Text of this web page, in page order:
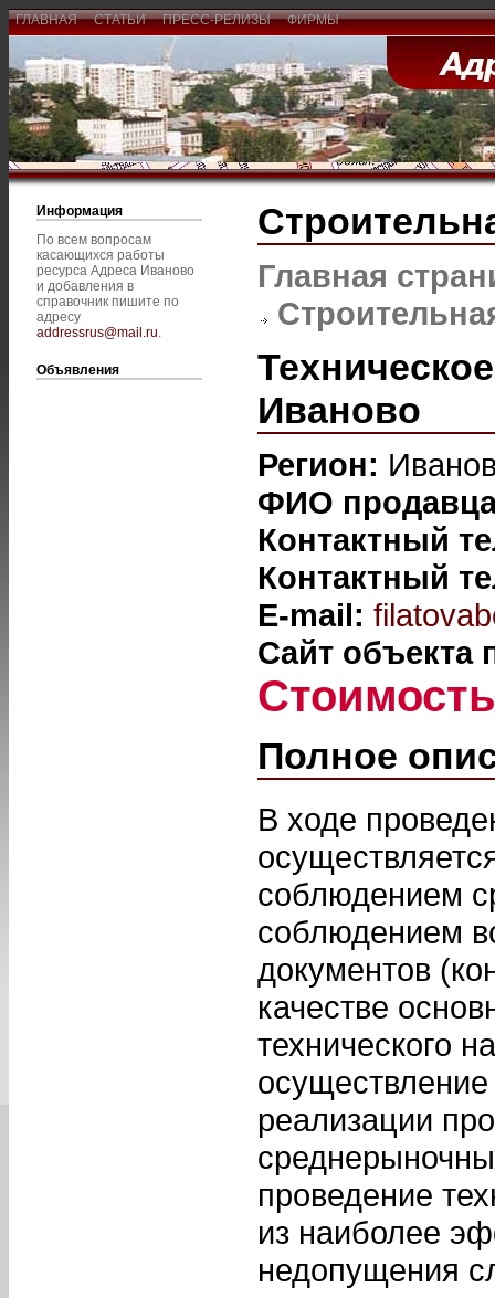
ГЛАВНАЯ СТАТЬИ ПРЕСС-РЕЛИЗЫ ФИРМЫ
Информация
По всем вопросам
касающихся работы
ресурса Адреса Иваново
и добавления в
справочник пишите по
адресу
addressrus@mail.ru.
Объявления
Главная
Иваново
Регион:
ФИО
Контактный
Контактный
E-mail:
Сайт объекта
Полное
В ходе
соблюдением
соблюдением
документов
качестве
технического
осуществление
реализации
проведение
из наиболее
недопущения